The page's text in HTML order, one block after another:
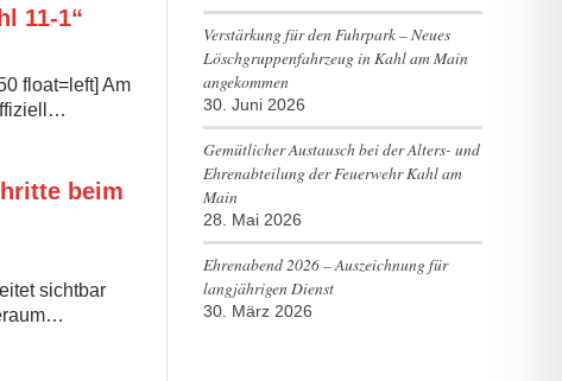
11-1“
float=left] Am
beim
sichtbar
Verstärkung für den Fuhrpark – Neues
Löschgruppenfahrzeug in Kahl am Main
angekommen
30. Juni 2026
Gemütlicher Austausch bei der Alters- und
Ehrenabteilung der Feuerwehr Kahl am
Main
28. Mai 2026
Ehrenabend 2026 – Auszeichnung für
langjährigen Dienst
30. März 2026